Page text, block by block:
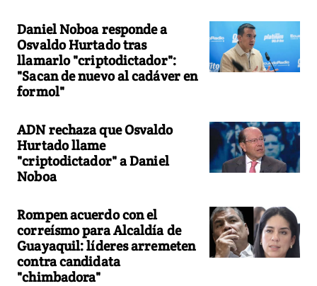
Daniel Noboa responde a
Osvaldo Hurtado tras
llamarlo "criptodictador":
"Sacan de nuevo al cadáver en
formol"
ADN rechaza que Osvaldo
Hurtado llame
"criptodictador" a Daniel
Noboa
Rompen acuerdo con el
correísmo para Alcaldía de
Guayaquil: líderes arremeten
contra candidata
"chimbadora"